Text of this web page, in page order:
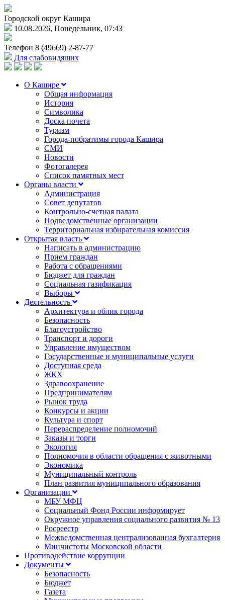
Городской округ Кашира
10.08.2026, Понедельник, 07:43
Телефон 8 (49669) 2-87-77
Для слабовидящих
О Кашире
Общая информация
История
Символика
Доска почета
Туризм
Города-побратимы города Кашира
СМИ
Новости
Фотогалерея
Список памятных мест
Органы власти
Администрация
Совет депутатов
Контрольно-счетная палата
Подведомственные организации
Территориальная избирательная комиссия
Открытая власть
Написать в администрацию
Прием граждан
Работа с обращениями
Бюджет для граждан
Социальная газификация
Выборы
Деятельность
Архитектура и облик города
Безопасность
Благоустройство
Транспорт и дороги
Управление имуществом
Государственные и муниципальные услуги
Доступная среда
ЖКХ
Здравоохранение
Предпринимателям
Рынок труда
Конкурсы и акции
Культура и спорт
Перераспределение полномочий
Заказы и торги
Экология
Полномочия в области обращения с животными
Экономика
Муниципальный контроль
План развития муниципального образования
Организации
МБУ МФЦ
Социальный Фонд России информирует
Окружное управления социального развития № 13
Росреестр
Межведомственная централизованная бухгалтерия
Минчистоты Московской области
Противодействие коррупции
Документы
Безопасность
Бюджет
Газета